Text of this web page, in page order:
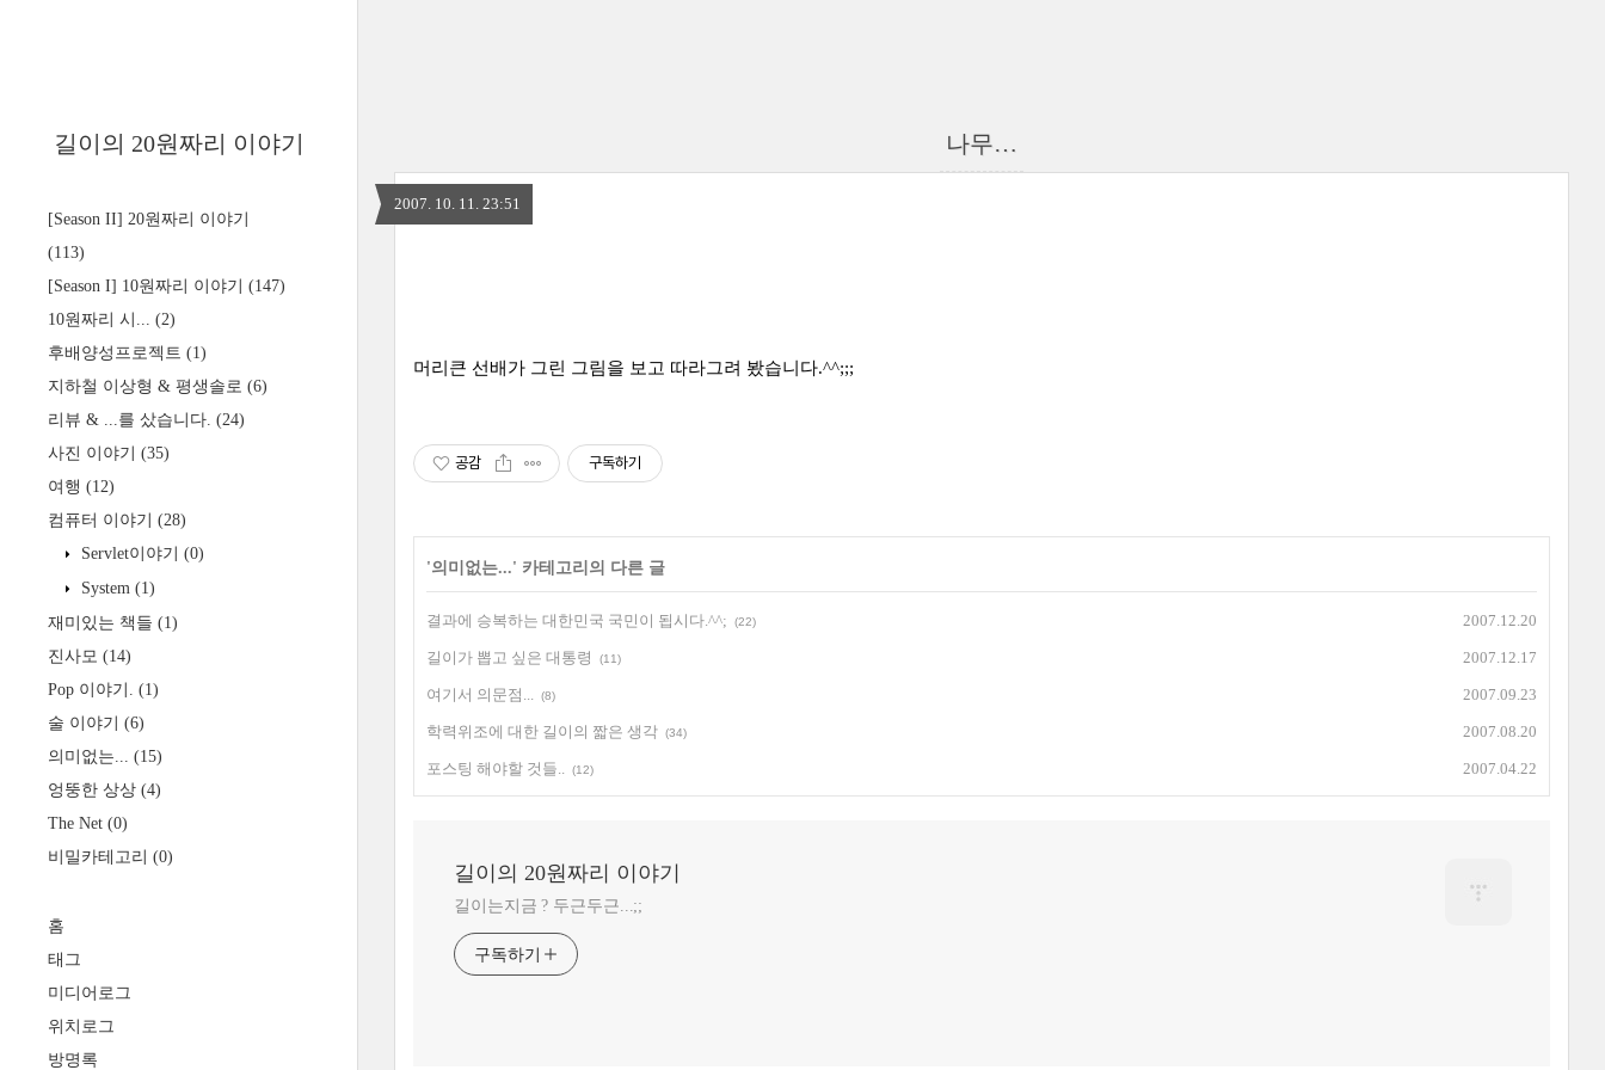
길이의 20원짜리 이야기
[Season II] 20원짜리 이야기
(113)
[Season I] 10원짜리 이야기 (147)
10원짜리 시... (2)
후배양성프로젝트 (1)
지하철 이상형 & 평생솔로 (6)
리뷰 & ...를 샀습니다. (24)
사진 이야기 (35)
여행 (12)
컴퓨터 이야기 (28)
Servlet이야기 (0)
System (1)
재미있는 책들 (1)
진사모 (14)
Pop 이야기. (1)
술 이야기 (6)
의미없는... (15)
엉뚱한 상상 (4)
The Net (0)
비밀카테고리 (0)
홈
태그
미디어로그
위치로그
방명록
나무…
2007. 10. 11. 23:51
머리큰 선배가 그린 그림을 보고 따라그려 봤습니다.^^;;;
공감 구독하기
'의미없는...' 카테고리의 다른 글
결과에 승복하는 대한민국 국민이 됩시다.^^; (22) 2007.12.20
길이가 뽑고 싶은 대통령 (11) 2007.12.17
여기서 의문점... (8) 2007.09.23
학력위조에 대한 길이의 짧은 생각 (34) 2007.08.20
포스팅 해야할 것들.. (12) 2007.04.22
길이의 20원짜리 이야기
길이는지금 ? 두근두근...;;
구독하기